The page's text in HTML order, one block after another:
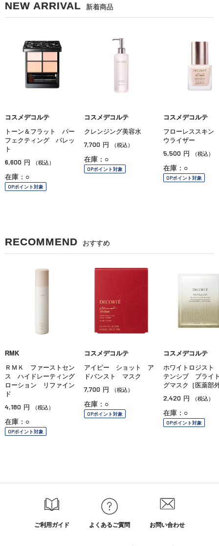
NEW ARRIVAL 新着商品
コスメデコルテ
トーン＆フラット パー
フェクティング パレッ
ト
6,600 円 （税込）
在庫：○
OPポイント対象
コスメデコルテ
クレンジング美容水
7,700 円 （税込）
在庫：○
OPポイント対象
コスメデコルテ
フローレススキ
ウライザー
5,500 円 （税込）
在庫：○
OPポイント対象
RECOMMEND おすすめ
RMK
ＲＭＫ ファーストセン
ス ハイドレーティング
ローション リファイン
ド
4,180 円 （税込）
在庫：○
OPポイント対象
コスメデコルテ
アイピー ショット ア
ドバンスト マスク
7,700 円 （税込）
在庫：○
OPポイント対象
コスメデコルテ
ホワイトロジス
テンシブ ブライ
グマスク［医薬部
2,420 円 （税込）
在庫：○
OPポイント対象
ご利用ガイド よくあるご質問 お問い合わせ